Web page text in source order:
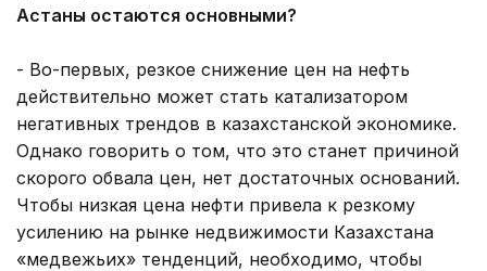
Астаны остаются основными?
- Во-первых, резкое снижение цен на нефть
действительно может стать катализатором
негативных трендов в казахстанской экономике.
Однако говорить о том, что это станет причиной
скорого обвала цен, нет достаточных оснований.
Чтобы низкая цена нефти привела к резкому
усилению на рынке недвижимости Казахстана
«медвежьих» тенденций, необходимо, чтобы